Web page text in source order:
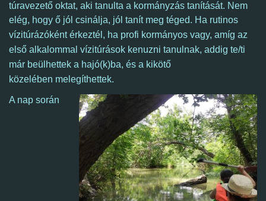
túravezető oktat, aki tanulta a kormányzás tanítását. Nem
elég, hogy ő jól csinálja, jól tanít meg téged. Ha rutinos
vízitúrázóként érkeztél, ha profi kormányos vagy, amíg az
első alkalommal vízitúrások kenuzni tanulnak, addig te/ti
már beülhettek a hajó(k)ba, és a kikötő
közelében melegíthettek.
A nap során